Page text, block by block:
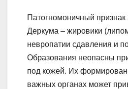
Патогномоничный признак
Деркума – жировики
невропатии сдавления и
Образования неопасны
под кожей. Их
важных органах может